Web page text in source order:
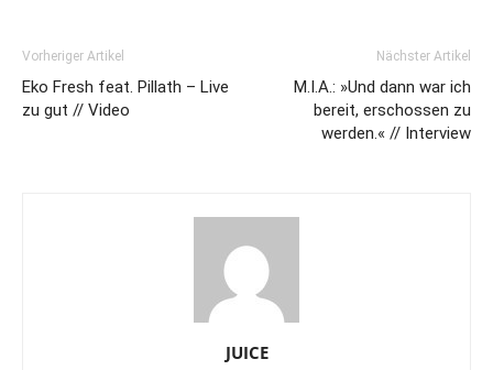
Vorheriger Artikel
Eko Fresh feat. Pillath – Live
zu gut // Video
Nächster Artikel
M.I.A.: »Und dann war ich
bereit, erschossen zu
werden.« // Interview
JUICE